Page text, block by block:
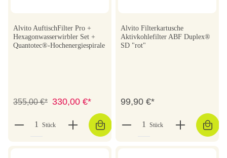
Alvito AuftischFilter Pro +
Hexagonwasserwirbler Set +
Quantotec®-Hochenergiespirale
355,00 €* 330,00 €*
Stück
Alvito Filterkartusche
Aktivkohlefilter ABF Duplex®
SD "rot"
99,90 €*
Stück